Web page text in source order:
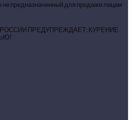
не предназначенный для продажи лицам
ПРЕДУПРЕЖДАЕТ: КУРЕНИЕ